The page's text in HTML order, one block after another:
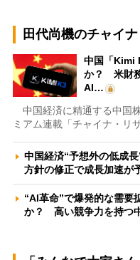
田代尚機のチャイ
中国「Kimi
か？ 米財
AI…
中国経済に精通する中国
ミアム連載「チャイナ・リ
中国経済“予想外の低成
方針の修正で成長加速が
“AI革命”で爆発的な需要
か？ 高い競争力を持つ